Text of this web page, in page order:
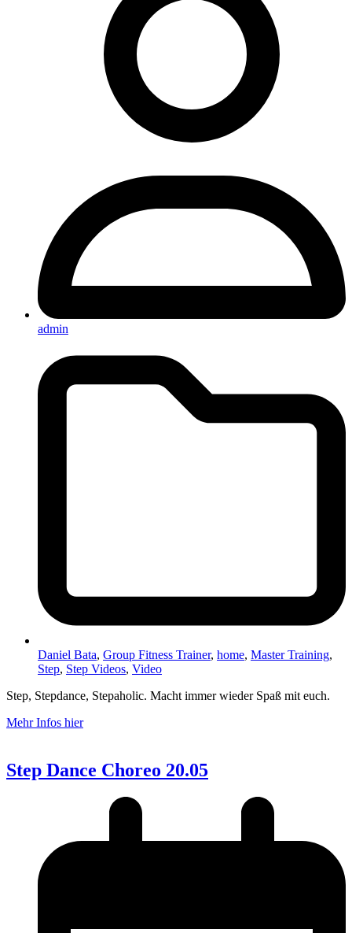
admin
Daniel Bata, Group Fitness Trainer, home, Master Training,
Step, Step Videos, Video
Step, Stepdance, Stepaholic. Macht immer wieder Spaß mit euch.
Mehr Infos hier
Step Dance Choreo 20.05